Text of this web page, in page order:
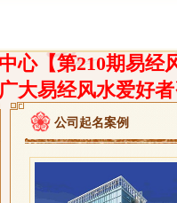
心【第210期易经
大易经风水爱好
公司起名案例